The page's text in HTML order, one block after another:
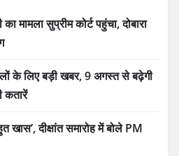
मामला सुप्रीम कोर्ट पहुंचा, दोबारा
के लिए बड़ी खबर, 9 अगस्त से बढ़ेगी
कतारें
खास’, दीक्षांत समारोह में बोले PM